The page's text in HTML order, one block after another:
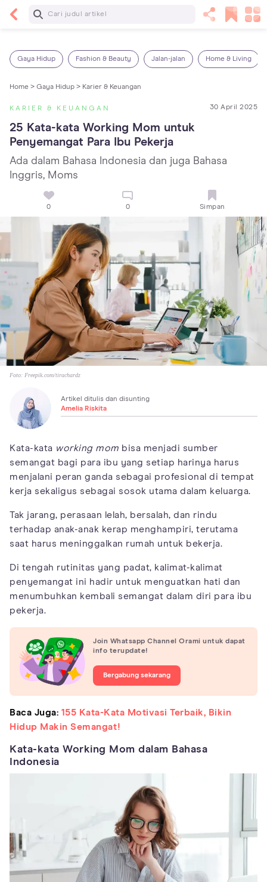
Baca Selanjutnya
Gaya Hidup Fashion & Beauty Jalan-jalan Home & Living
Home > Gaya Hidup > Karier & Keuangan
KARIER & KEUANGAN 30 April 2025
25 Kata-kata Working Mom untuk
Penyemangat Para Ibu Pekerja
Ada dalam Bahasa Indonesia dan juga Bahasa
Inggris, Moms
0 0 Simpan
Foto: Freepik.com/tirachardz
Artikel ditulis dan disunting
Amelia Riskita
Kata-kata working mom bisa menjadi sumber
semangat bagi para ibu yang setiap harinya harus
menjalani peran ganda sebagai profesional di tempat
kerja sekaligus sebagai sosok utama dalam keluarga.
Tak jarang, perasaan lelah, bersalah, dan rindu
terhadap anak-anak kerap menghampiri, terutama
saat harus meninggalkan rumah untuk bekerja.
Di tengah rutinitas yang padat, kalimat-kalimat
penyemangat ini hadir untuk menguatkan hati dan
menumbuhkan kembali semangat dalam diri para ibu
pekerja.
Join Whatsapp Channel Orami untuk dapat
info terupdate!
Bergabung sekarang
Baca Juga: 155 Kata-Kata Motivasi Terbaik, Bikin
Hidup Makin Semangat!
Kata-kata Working Mom dalam Bahasa
Indonesia